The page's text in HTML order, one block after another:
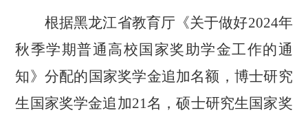
根据黑龙江省教育厅《关于做好2024年
秋季学期普通高校国家奖助学金工作的通
知》分配的国家奖学金追加名额，博士研究
生国家奖学金追加21名，硕士研究生国家奖